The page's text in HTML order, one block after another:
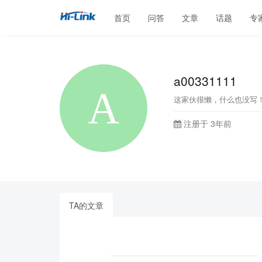
首页 问答 文章 话题 专
a00331111
这家伙很懒，什么也没写！
注册于 3年前
TA的文章